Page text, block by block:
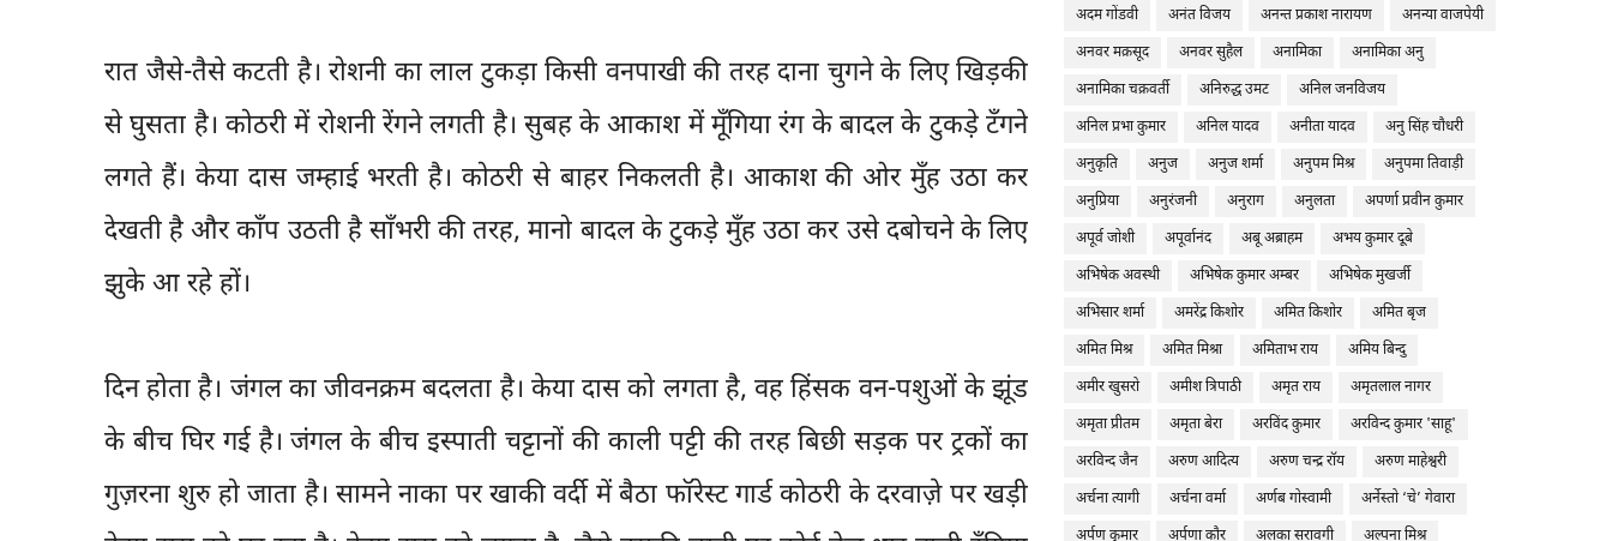
रात जैसे-तैसे कटती है। रोशनी का लाल टुकड़ा किसी वनपाखी की तरह दाना चुगने के लिए खिड़की
से घुसता है। कोठरी में रोशनी रेंगने लगती है। सुबह के आकाश में मूँगिया रंग के बादल के टुकड़े टँगने
लगते हैं। केया दास जम्हाई भरती है। कोठरी से बाहर निकलती है। आकाश की ओर मुँह उठा कर
देखती है और काँप उठती है साँभरी की तरह, मानो बादल के टुकड़े मुँह उठा कर उसे दबोचने के लिए
झुके आ रहे हों।
दिन होता है। जंगल का जीवनक्रम बदलता है। केया दास को लगता है, वह हिंसक वन-पशुओं के झूंड
के बीच घिर गई है। जंगल के बीच इस्पाती चट्टानों की काली पट्टी की तरह बिछी सड़क पर ट्रकों का
गुज़रना शुरु हो जाता है। सामने नाका पर खाकी वर्दी में बैठा फॉरेस्ट गार्ड कोठरी के दरवाज़े पर खड़ी
अदम गोंडवी
अनंत विजय अनन्त प्रकाश नारायण
अनन्या वाजपेयी
अनवर मक़सूद
अनवर सुहैल अनामिका
अनामिका अनु
अनामिका चक्रवर्ती
अनिरुद्ध उमट
अनिल जनविजय
अनिल प्रभा कुमार
अनिल यादव अनीता यादव
अनु सिंह चौधरी
अनुकृति
अनुज अनुज शर्मा अनुपम मिश्र
अनुपमा तिवाड़ी
अनुप्रिया
अनुरंजनी अनुराग अनुलता
अपर्णा प्रवीन कुमार
अपूर्व जोशी
अपूर्वानंद अबू अब्राहम
अभय कुमार दूबे
अभिषेक अवस्थी
अभिषेक कुमार अम्बर
अभिषेक मुखर्जी
अभिसार शर्मा
अमरेंद्र किशोर अमित किशोर
अमित बृज
अमित मिश्र
अमित मिश्रा अमिताभ राय
अमिय बिन्दु
अमीर खुसरो
अमीश त्रिपाठी अमृत राय
अमृतलाल नागर
अमृता प्रीतम
अमृता बेरा अरविंद कुमार
अरविन्द कुमार 'साहू'
अरविन्द जैन
अरुण आदित्य अरुण चन्द्र रॉय
अरुण माहेश्वरी
अर्चना त्यागी
अर्चना वर्मा अर्णब गोस्वामी
अर्नेस्तो ‘चे’ गेवारा
अर्पण कुमार
अर्पणा कौर अलका सरावगी अल्पना मिश्र